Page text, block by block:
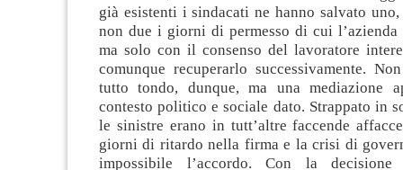
già esistenti i sindacati ne hanno salvato
non due i giorni di permesso di cui l’azienda
ma solo con il consenso del lavoratore
comunque recuperarlo successivamente.
tutto tondo, dunque, ma una mediazione
contesto politico e sociale dato. Strappato in
le sinistre erano in tutt’altre faccende
giorni di ritardo nella firma e la crisi di
impossibile l’accordo. Con la